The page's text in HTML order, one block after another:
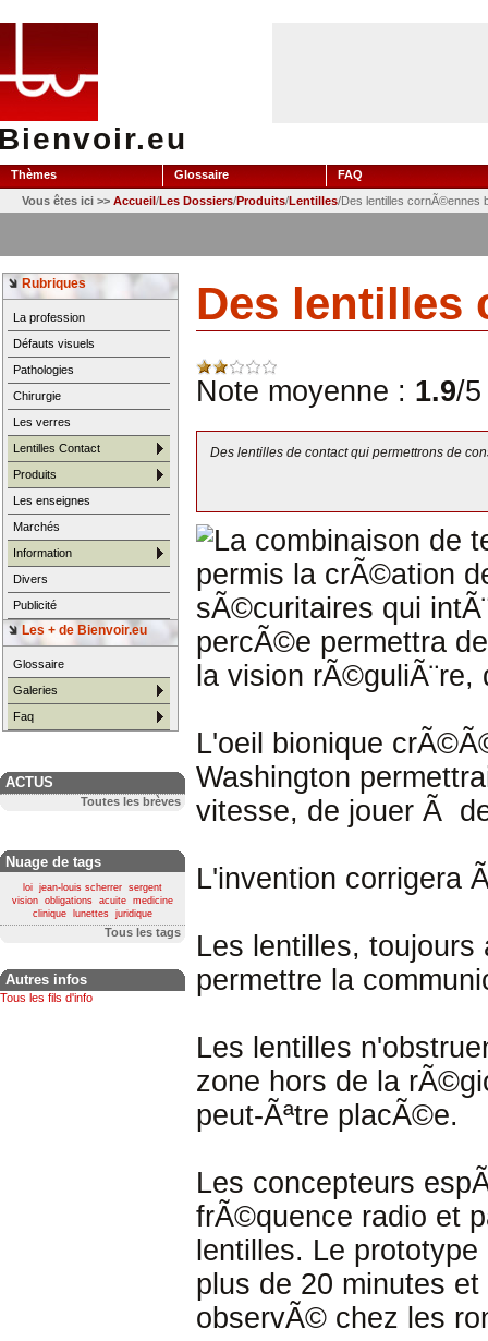
Thèmes Glossaire
FAQ
Vous êtes ici >> Accueil/Les Dossiers/Produits/Lentilles/Des lentilles cornÃ©ennes
Rubriques
La profession
Défauts visuels
Pathologies
Chirurgie
Les verres
Lentilles Contact
Produits
Les enseignes
Marchés
Information
Divers
Publicité
Les + de Bienvoir.eu
Glossaire
Galeries
Faq
ACTUS
Toutes les brèves
Nuage de tags
loi jean-louis scherrer
sergent
vision
obligations acuite
medicine
clinique
lunettes juridique
Tous les tags
Autres infos
Tous les fils d'info
Des lentilles
Note moyenne : 1.9/5
Des lentilles de contact qui permettrons de
La combinaison de
permis la crÃ©ation
sÃ©curitaires qui
percÃ©e permettra
la vision
L'oeil bionique
Washington
vitesse, de jouer Ã
L'invention corrigera
Les lentilles,
permettre la
Les lentilles
zone hors de la
peut-Ãªtre placÃ©e.
Les concepteurs
frÃ©quence radio et
lentilles. Le
plus de 20 minutes
observÃ© chez les